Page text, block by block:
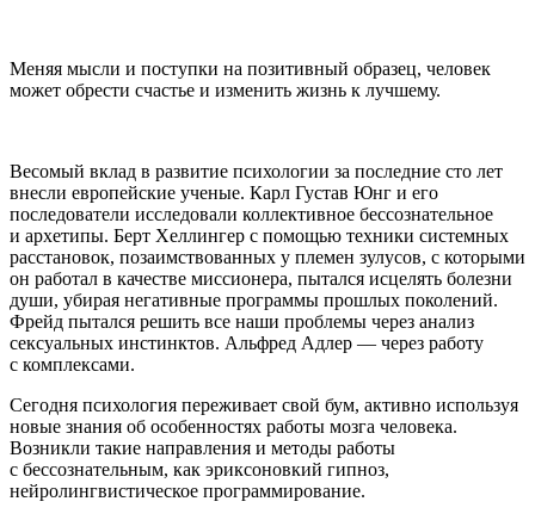
Меняя мысли и поступки на позитивный образец, человек
может обрести счастье и изменить жизнь к лучшему.
Весомый вклад в развитие психологии за последние сто лет
внесли европейские ученые. Карл Густав Юнг и его
последователи исследовали коллективное бессознательное
и архетипы. Берт Хеллингер с помощью техники системных
расстановок, позаимствованных у племен зулусов, с которыми
он работал в качестве миссионера, пытался исцелять болезни
души, убирая негативные программы прошлых поколений.
Фрейд пытался решить все наши проблемы через анализ
сексуальных инстинктов. Альфред Адлер — через работу
с комплексами.
Сегодня психология переживает свой бум, активно используя
новые знания об особенностях работы мозга человека.
Возникли такие направления и методы работы
с бессознательным, как эриксоновкий гипноз,
нейролингвистическое программирование.